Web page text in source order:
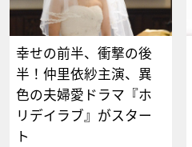
幸せの前半、衝撃の後
半！仲里依紗主演、異
色の夫婦愛ドラマ『ホ
リデイラブ』がスター
ト